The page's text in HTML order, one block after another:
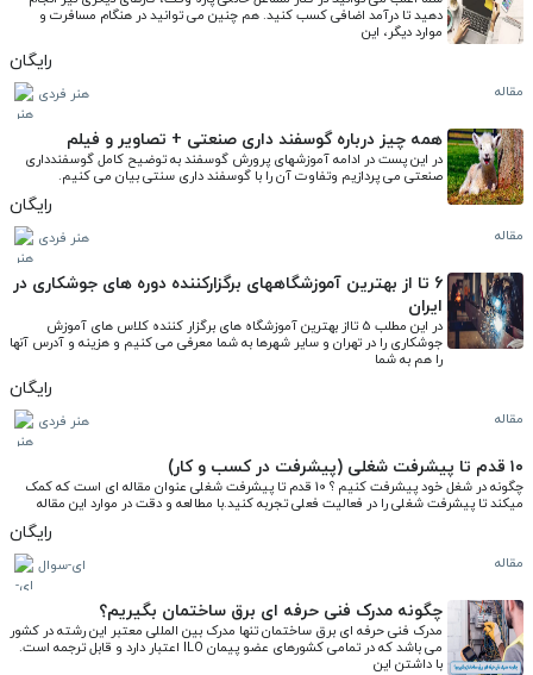
موارد دیگر، این
رایگان
مقاله هنر فردی
همه چیز درباره گوسفند داری صنعتی + تصاویر و فیلم
صنعتی می پردازیم وتفاوت آن را با گوسفند داری سنتی بیان می کنیم.
رایگان
مقاله هنر فردی
6 تا از بهترین آموزشگاههای برگزارکننده دوره های جوشکاری در
ایران
را هم به شما
رایگان
مقاله هنر فردی
۱۰ قدم تا پیشرفت شغلی (پیشرفت در کسب و کار)
میکند تا پیشرفت شغلی را در فعالیت فعلی تجربه کنید.با مطالعه و دقت در موارد این مقاله
رایگان
مقاله ای-سوال
چگونه مدرک فنی حرفه ای برق ساختمان بگیریم؟
با داشتن این